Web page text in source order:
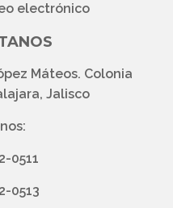
electrónico
Máteos. Colonia
Jalisco
0511
0513